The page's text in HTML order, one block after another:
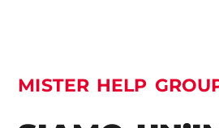
MISTER HELP